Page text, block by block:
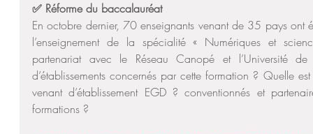
✅ Réforme du baccalauréat
En octobre dernier, 70 enseignants venant de 35 pays ont
l’enseignement de la spécialité « Numériques et
partenariat avec le Réseau Canopé et l’Université
d’établissements concernés par cette formation ? Quelle
venant d’établissement EGD ? conventionnés et
formations ?